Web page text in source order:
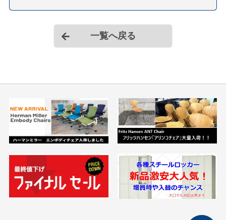
一覧へ戻る